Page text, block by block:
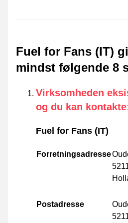
Fuel for Fans (IT)
mindst følgende 8
Virksomheden
og du kan kontakte
Fuel for Fans (IT)
Forretningsadresse
Postadresse